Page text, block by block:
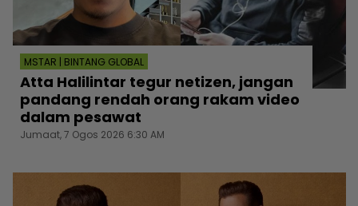
MSTAR | BINTANG GLOBAL
Atta Halilintar tegur netizen, jangan
pandang rendah orang rakam video
dalam pesawat
Jumaat, 7 Ogos 2026 6:30 AM